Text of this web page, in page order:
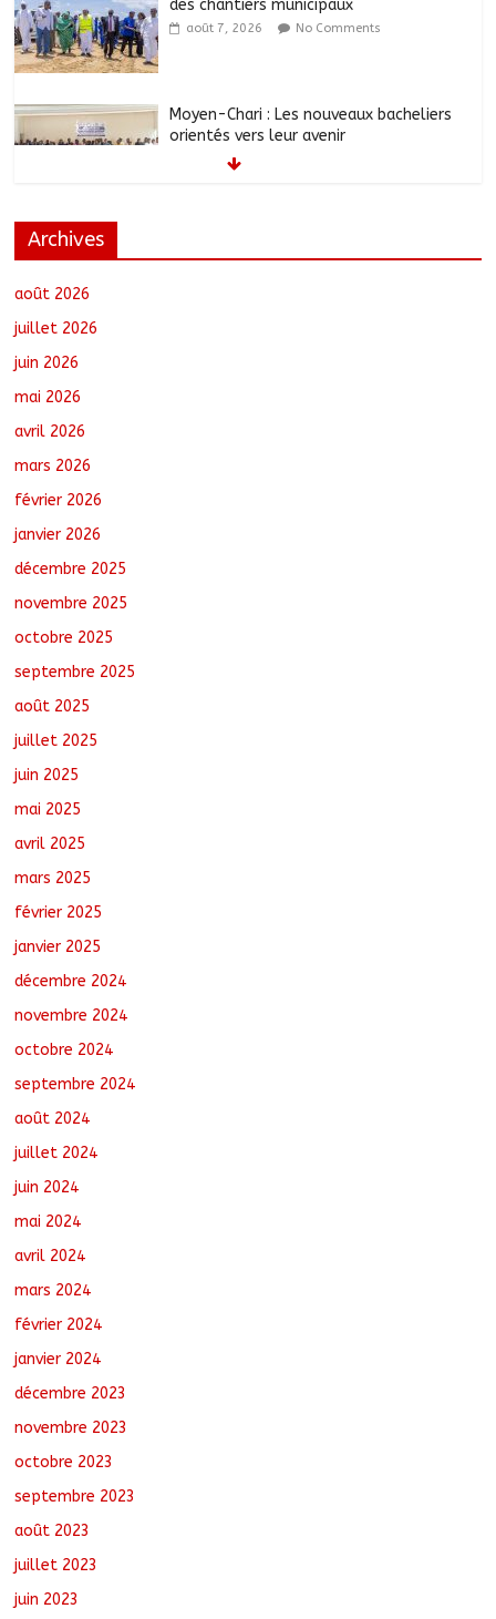
des chantiers municipaux
août 7, 2026 No Comments
Moyen-Chari : Les nouveaux bacheliers
orientés vers leur avenir
août 7, 2026
semences certifiées aux producteurs de
Archives
août 2026
juillet 2026
juin 2026
mai 2026
avril 2026
mars 2026
février 2026
janvier 2026
décembre 2025
novembre 2025
octobre 2025
septembre 2025
août 2025
juillet 2025
juin 2025
mai 2025
avril 2025
mars 2025
février 2025
janvier 2025
décembre 2024
novembre 2024
octobre 2024
septembre 2024
août 2024
juillet 2024
juin 2024
mai 2024
avril 2024
mars 2024
février 2024
janvier 2024
décembre 2023
novembre 2023
octobre 2023
septembre 2023
août 2023
juillet 2023
juin 2023